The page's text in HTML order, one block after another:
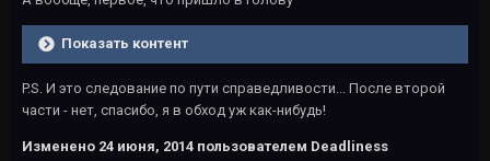
Показать контент
P.S. И это следование по пути справедливости... После второй
части - нет, спасибо, я в обход уж как-нибудь!
Изменено 24 июня, 2014 пользователем Deadliness